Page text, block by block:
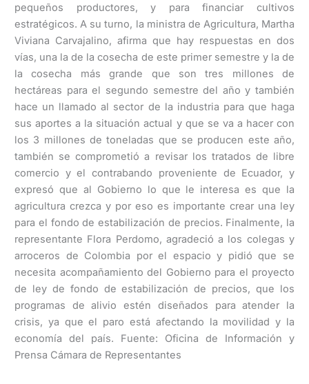
pequeños productores, y para financiar cultivos
estratégicos. A su turno, la ministra de Agricultura, Martha
Viviana Carvajalino, afirma que hay respuestas en dos
vías, una la de la cosecha de este primer semestre y la de
la cosecha más grande que son tres millones de
hectáreas para el segundo semestre del año y también
hace un llamado al sector de la industria para que haga
sus aportes a la situación actual y que se va a hacer con
los 3 millones de toneladas que se producen este año,
también se comprometió a revisar los tratados de libre
comercio y el contrabando proveniente de Ecuador, y
expresó que al Gobierno lo que le interesa es que la
agricultura crezca y por eso es importante crear una ley
para el fondo de estabilización de precios. Finalmente, la
representante Flora Perdomo, agradeció a los colegas y
arroceros de Colombia por el espacio y pidió que se
necesita acompañamiento del Gobierno para el proyecto
de ley de fondo de estabilización de precios, que los
programas de alivio estén diseñados para atender la
crisis, ya que el paro está afectando la movilidad y la
economía del país. Fuente: Oficina de Información y
Prensa Cámara de Representantes